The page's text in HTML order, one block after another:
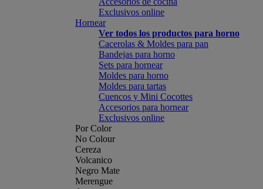
Exclusivos online
Hornear
Ver todos los productos para horno
Cacerolas & Moldes para pan
Bandejas para horno
Sets para hornear
Moldes para horno
Moldes para tartas
Cuencos y Mini Cocottes
Accesorios para hornear
Exclusivos online
Por Color
No Colour
Cereza
Volcanico
Negro Mate
Merengue